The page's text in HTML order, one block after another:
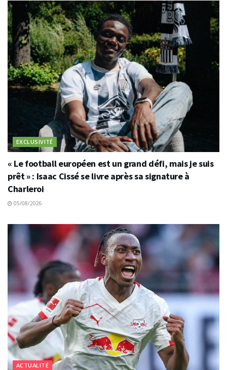
EXCLUSIVITÉ
« Le football européen est un grand défi, mais je suis
prêt » : Isaac Cissé se livre après sa signature à
Charleroi
05/08/2026
ACTUALITÉ